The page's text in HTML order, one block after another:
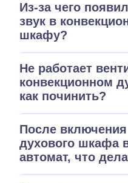
Из-за чего
звук в
шкафу?
Не работает
конвекционном
как починить?
После
духового шкафа
автомат, что